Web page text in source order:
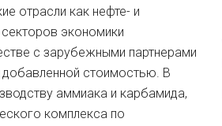
отрасли как нефте- и
экономики
с зарубежными партнерами
добавленной стоимостью. В
аммиака и карбамида,
комплекса по